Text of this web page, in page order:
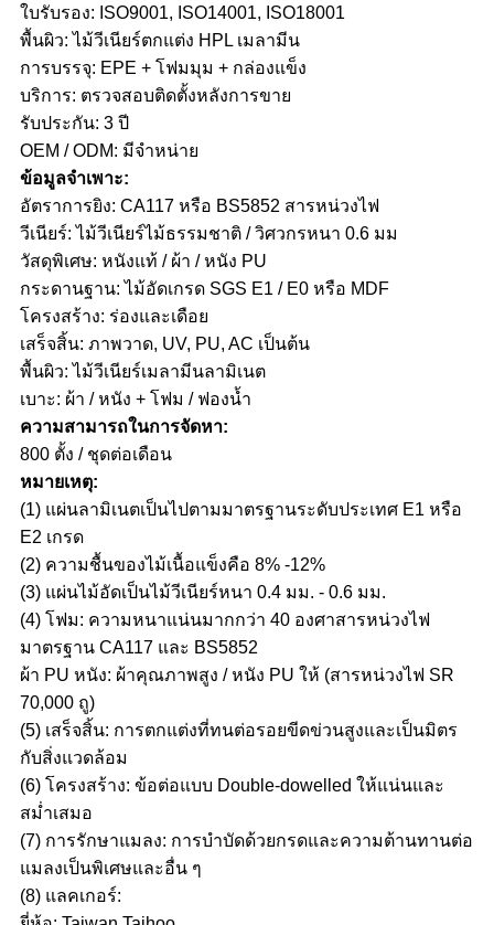
ใบรับรอง: ISO9001, ISO14001, ISO18001
พื้นผิว: ไม้วีเนียร์ตกแต่ง HPL เมลามีน
การบรรจุ: EPE + โฟมมุม + กล่องแข็ง
บริการ: ตรวจสอบติดตั้งหลังการขาย
รับประกัน: 3 ปี
OEM / ODM: มีจำหน่าย
ข้อมูลจำเพาะ:
อัตราการยิง: CA117 หรือ BS5852 สารหน่วงไฟ
วีเนียร์: ไม้วีเนียร์ไม้ธรรมชาติ / วิศวกรหนา 0.6 มม
วัสดุพิเศษ: หนังแท้ / ผ้า / หนัง PU
กระดานฐาน: ไม้อัดเกรด SGS E1 / E0 หรือ MDF
โครงสร้าง: ร่องและเดือย
เสร็จสิ้น: ภาพวาด, UV, PU, ​​AC เป็นต้น
พื้นผิว: ไม้วีเนียร์เมลามีนลามิเนต
เบาะ: ผ้า / หนัง + โฟม / ฟองน้ำ
ความสามารถในการจัดหา:
800 ตั้ง / ชุดต่อเดือน
หมายเหตุ:
(1) แผ่นลามิเนตเป็นไปตามมาตรฐานระดับประเทศ E1 หรือ
E2 เกรด
(2) ความชื้นของไม้เนื้อแข็งคือ 8% -12%
(3) แผ่นไม้อัดเป็นไม้วีเนียร์หนา 0.4 มม. - 0.6 มม.
(4) โฟม: ความหนาแน่นมากกว่า 40 องศาสารหน่วงไฟ
มาตรฐาน CA117 และ BS5852
ผ้า PU หนัง: ผ้าคุณภาพสูง / หนัง PU ให้ (สารหน่วงไฟ SR
70,000 ถู)
(5) เสร็จสิ้น: การตกแต่งที่ทนต่อรอยขีดข่วนสูงและเป็นมิตร
กับสิ่งแวดล้อม
(6) โครงสร้าง: ข้อต่อแบบ Double-dowelled ให้แน่นและ
สม่ำเสมอ
(7) การรักษาแมลง: การบำบัดด้วยกรดและความต้านทานต่อ
แมลงเป็นพิเศษและอื่น ๆ
(8) แลคเกอร์: